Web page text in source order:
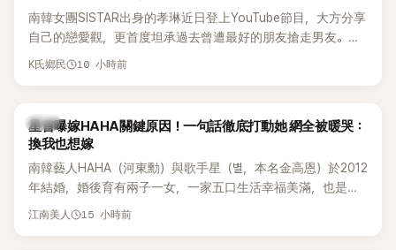
南韓女團SISTAR出身的孝琳近日登上YouTube節目，大方分享
自己的戀愛觀，更首度坦承過去曾遭最好的朋友搶走男友。她
表示，當時選擇瀟灑放手，但如果同樣的事情現在再發生，「我
K氏鄉民 10 小時前
韓星
星首曝嫁HAHA關鍵原因！一句話徹底打動她 網全被暖哭：
換我也想嫁
南韓藝人HAHA（河東勳）與歌手星（별，本名金高恩）於2012
年結婚，婚後育有兩子一女，一家五口生活幸福美滿，也是韓
國演藝圈公認的模範夫妻。近日，星首度公開當年決定嫁給
江南美人 15 小時前